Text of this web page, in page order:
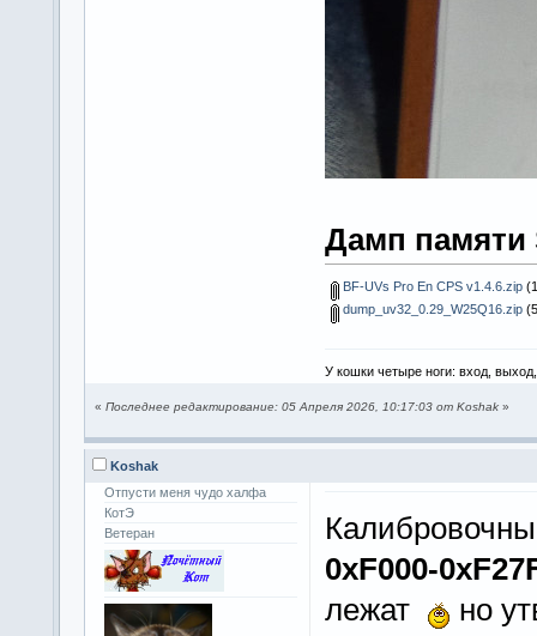
Дамп памяти
BF-UVs Pro En CPS v1.4.6.zip
dump_uv32_0.29_W25Q16.zip
У кошки четыре ноги: вход,
« Последнее редактирование: 05 Апреля 2026, 10:17:03 от Koshak »
Koshak
Отпусти меня чудо халфа
КотЭ
Ветеран
0xF000-
лежат
но